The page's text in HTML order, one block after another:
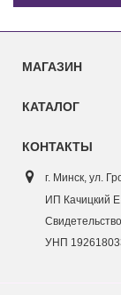
МАГАЗИН
КАТАЛОГ
КОНТАКТЫ
г. Минск, ул. Г
ИП Качицкий
УНП